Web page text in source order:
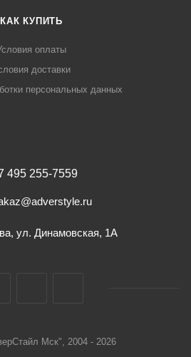
КАК КУПИТЬ
оплаты
доставки
персональных данных
495 255-7559
ул. Динамовская, 1А
Мск", 2004 - 2026